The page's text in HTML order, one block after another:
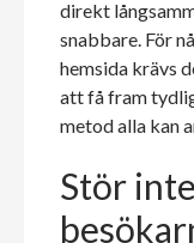
direkt
snabbare. För
hemsida krävs
att få fram
metod alla kan
Stör